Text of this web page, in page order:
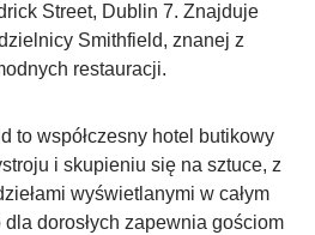
Street, Dublin 7. Znajduje
Smithfield, znanej z
restauracji.
to współczesny hotel butikowy
i skupieniu się na sztuce, z
wyświetlanymi w całym
dorosłych zapewnia gościom